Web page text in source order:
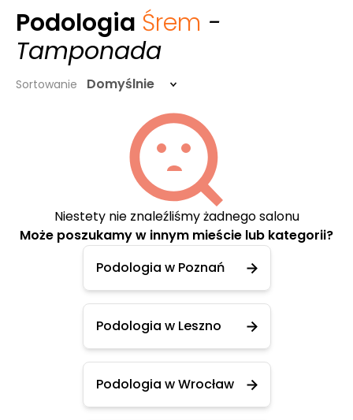
Podologia Śrem -
Tamponada
Sortowanie Domyślnie
Niestety nie znaleźliśmy żadnego salonu
Może poszukamy w innym mieście lub kategorii?
Podologia w Poznań
Podologia w Leszno
Podologia w Wrocław